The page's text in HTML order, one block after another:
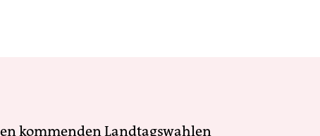
kommenden Landtagswahlen